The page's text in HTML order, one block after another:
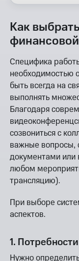
Как
Специфика
необходимостью
быть всегда на
выполнять
Благодаря
созвониться с
важные вопросы,
документами или
любом
трансляцию).
При выборе
аспектов.
1.
Нужно